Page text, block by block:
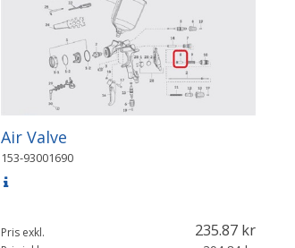
Air Valve
153-93001690
Pris exkl. 235.87